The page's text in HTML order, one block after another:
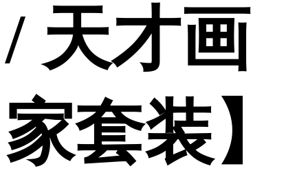
/ 天才画
家套装】